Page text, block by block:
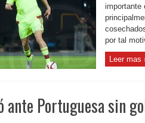
importante
por tal
Leer mas
ante Portuguesa sin